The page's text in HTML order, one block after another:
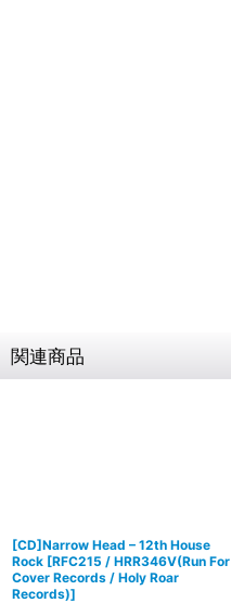
関連商品
[CD]Narrow Head ‎– 12th House
Rock [RFC215 / HRR346V(Run For
Cover Records / Holy Roar
Records)]